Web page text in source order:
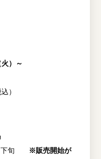
）～
）
下旬
※販売開始が